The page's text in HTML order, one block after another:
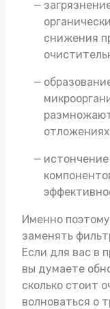
снижения
Именно
заменять
Если для вас в
вы думаете
сколько стоит
волноваться о